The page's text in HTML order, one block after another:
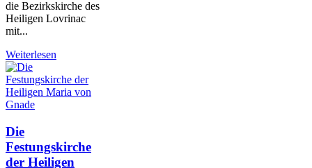
die Bezirkskirche des
Heiligen Lovrinac
mit...
Weiterlesen
Die
Festungskirche
der Heiligen